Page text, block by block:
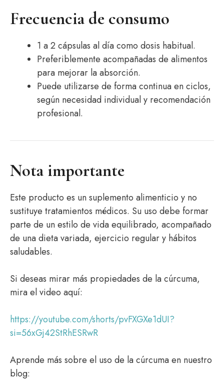
Frecuencia de consumo
1 a 2 cápsulas al día como dosis habitual.
Preferiblemente acompañadas de alimentos
para mejorar la absorción.
Puede utilizarse de forma continua en ciclos,
según necesidad individual y recomendación
profesional.
Nota importante
Este producto es un suplemento alimenticio y no
sustituye tratamientos médicos. Su uso debe formar
parte de un estilo de vida equilibrado, acompañado
de una dieta variada, ejercicio regular y hábitos
saludables.
Si deseas mirar más propiedades de la cúrcuma,
mira el video aquí:
https://youtube.com/shorts/pvFXGXe1dUI?
si=56xGj42StRhESRwR
Aprende más sobre el uso de la cúrcuma en nuestro
blog: